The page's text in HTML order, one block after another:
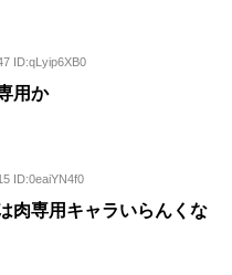
ID:qLyip6XB0
用か
ID:0eaiYN4f0
肉専用キャラいらんくな